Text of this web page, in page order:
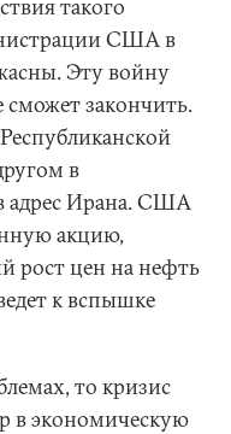
такого
США в
Эту войну
закончить.
в
адрес Ирана. США
акцию,
рост цен на нефть
к вспышке
то кризис
в экономическую